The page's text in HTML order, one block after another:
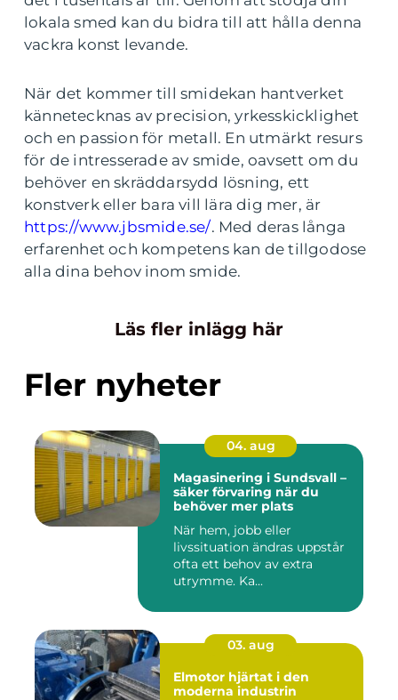
lokala smed kan du bidra till att hålla denna
vackra konst levande.
När det kommer till smidekan hantverket
kännetecknas av precision, yrkesskicklighet
och en passion för metall. En utmärkt resurs
för de intresserade av smide, oavsett om du
behöver en skräddarsydd lösning, ett
konstverk eller bara vill lära dig mer, är
https://www.jbsmide.se/. Med deras långa
erfarenhet och kompetens kan de tillgodose
alla dina behov inom smide.
Läs fler inlägg här
Fler nyheter
04. aug
Magasinering i Sundsvall –
säker förvaring när du
behöver mer plats
När hem, jobb eller
livssituation ändras uppstår
ofta ett behov av extra
utrymme. Ka...
03. aug
Elmotor hjärtat i den
moderna industrin